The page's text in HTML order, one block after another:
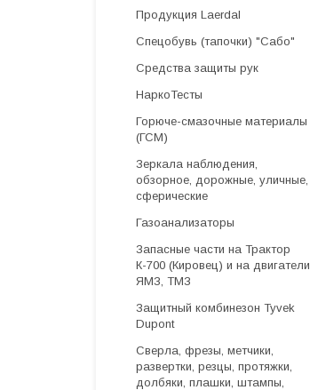
Продукция Laerdal
Спецобувь (тапочки) "Сабо"
Средства защиты рук
НаркоТесты
Горюче-смазочные материалы
(ГСМ)
Зеркала наблюдения,
обзорное, дорожные, уличные,
сферические
Газоанализаторы
Запасные части на Трактор
К-700 (Кировец) и на двигатели
ЯМЗ, ТМЗ
Защитный комбинезон Tyvek
Dupont
Cверла, фрезы, метчики,
развертки, резцы, протяжки,
долбяки, плашки, штампы,